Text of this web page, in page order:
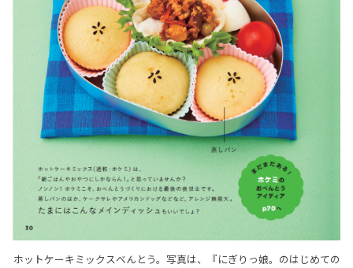
ホットケーキミックスべんとう。写真は、『にぎりっ娘。のはじめての